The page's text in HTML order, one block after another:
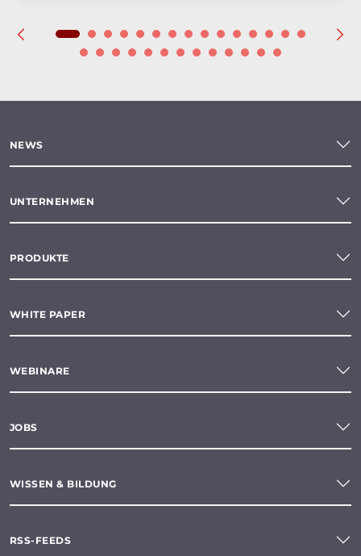
NEWS
UNTERNEHMEN
PRODUKTE
WHITE PAPER
WEBINARE
JOBS
WISSEN & BILDUNG
RSS-FEEDS